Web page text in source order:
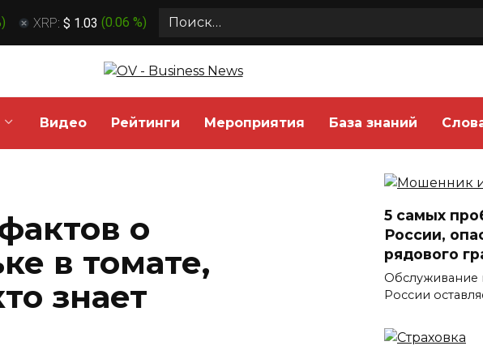
) XRP: $ 1.03 (0.06 %)
Search
Видео Рейтинги Мероприятия База знаний
о
в томате,
знает
5 самых
России,
рядового
Обслуживание
России